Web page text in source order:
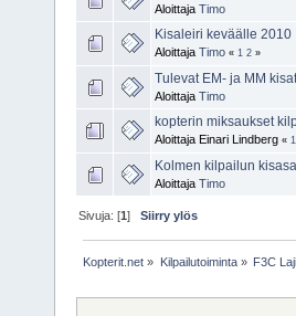
Aloittaja Timo
Kisaleiri keväälle 2010
Aloittaja Timo « 1 2 »
Tulevat EM- ja MM
Aloittaja Timo
kopterin miksaukset
Aloittaja Einari Lindberg « 1
Kolmen kilpailun
Aloittaja Timo
Sivuja: [1]Siirry ylös
Kopterit.net » Kilpailutoiminta» F3C